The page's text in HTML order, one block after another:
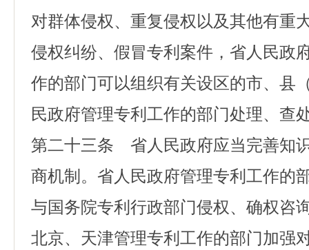
对群体侵权、重复侵权以及其他有重
侵权纠纷、假冒专利案件，省人民政
作的部门可以组织有关设区的市、县
民政府管理专利工作的部门处理、查
第二十三条 省人民政府应当完善知
商机制。省人民政府管理专利工作的
与国务院专利行政部门侵权、确权咨
北京、天津管理专利工作的部门加强